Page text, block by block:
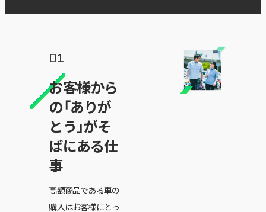
お客様から
の「ありが
とう」がそ
ばにある仕
事
高額商品である車の
購入はお客様にとっ